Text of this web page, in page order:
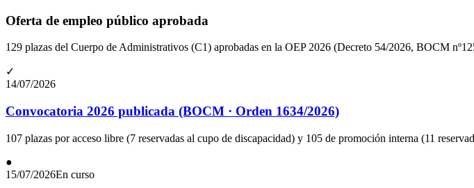
Oferta de empleo público aprobada
129 plazas del Cuerpo de Administrativos (C1) aprobadas en la OEP 2026 (Decreto 54/2026, BOCM
✓
14/07/2026
Convocatoria 2026 publicada (BOCM · Orden 1634/2026)
107 plazas por acceso libre (7 reservadas al cupo de discapacidad) y 105 de promoción interna (11
●
15/07/2026En curso